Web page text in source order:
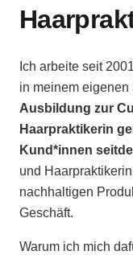
Ich arbeite seit
in meinem eigenen
Ausbildung zur
Haarpraktikerin
Kund*innen
und
nachhaltigen
Geschäft.
Warum ich mich